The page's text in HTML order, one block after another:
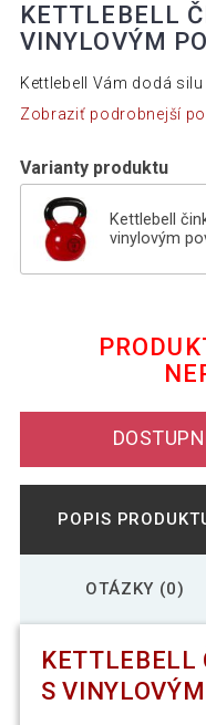
KETTLEBELL
VINYLOVÝM
Kettlebell Vám dodá
Zobraziť podrobnejší
Varianty produktu
Kettlebell
vinylovým
Kettlebell
POPIS
OTÁZKY (0)
KETTLEBELL
S